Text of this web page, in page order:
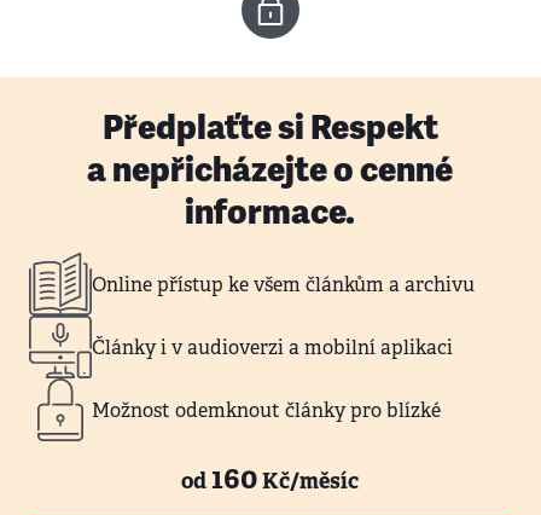
Předplaťte si Respekt
a nepřicházejte o cenné
informace.
Online přístup ke všem článkům a archivu
Články i v audioverzi a mobilní aplikaci
Možnost odemknout články pro blízké
od160Kč/měsíc